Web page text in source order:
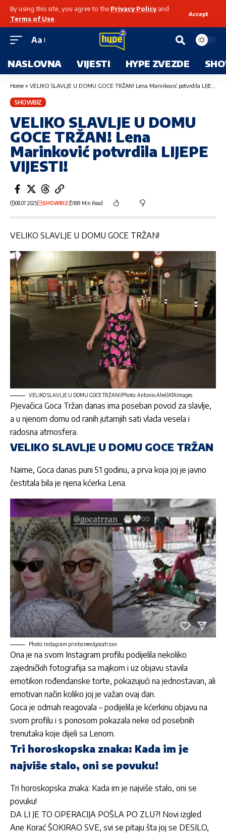
By using this site, you agree to the Privacy Policyand
Terms of Use
Accept
Aa
NASLOVNA VIJESTI HYPE ZVEZDE
Home » VELIKO SLAVLJE U DOMU GOCE TRŽAN! Lena Marinković potvrdila LIJEPE VIJESTI!
SHOWBIZ
VELIKO SLAVLJE U DOMU
GOCE TRŽAN! Lena
Marinković potvrdila LIJEPE
VIJESTI!
08.07.2025 SHOWBIZ 189 Min Read
VELIKO SLAVLJE U DOMU GOCE TRŽAN!
VELIKO SLAVLJE U DOMU GOCE TRŽAN!/Photo: Antonio Ahel/ATAImages
Pjevačica Goca Tržan danas ima poseban povod za slavlje,
a u njenom domu od ranih jutarnjih sati vlada vesela i
radosna atmosfera.
VELIKO SLAVLJE U DOMU GOCE TRŽAN
Naime, Goca danas puni 51 godinu, a prva koja joj je javno
čestitala bila je njena kćerka Lena.
Photo: Instagram printscreen/gocatrzan
Ona je na svom Instagram profilu podijelila nekoliko
zajedničkih fotografija sa majkom i uz objavu stavila
emotikon rođendanske torte, pokazujući na jednostavan, ali
emotivan način koliko joj je važan ovaj dan.
Goca je odmah reagovala – podijelila je kćerkinu objavu na
svom profilu i s ponosom pokazala neke od posebnih
trenutaka koje dijeli sa Lenom.
Tri horoskopska znaka: Kada im je
najviše stalo, oni se povuku!
Tri horoskopska znaka: Kada im je najviše stalo, oni se
povuku!
DA LI JE TO OPERACIJA POŠLA PO ZLU?! Novi izgled
Ane Korać ŠOKIRAO SVE, svi se pitaju šta joj se DESILO,